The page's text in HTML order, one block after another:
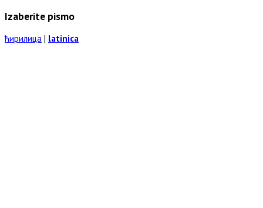
Izaberite pismo
ћирилица | latinica